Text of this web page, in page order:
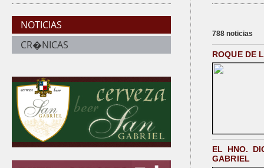
NOTICIAS
CR�NICAS
788 noticias
ROQUE DE
EL HNO.
GABRIEL